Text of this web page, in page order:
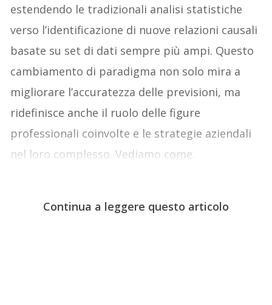
estendendo le tradizionali analisi statistiche
verso l’identificazione di nuove relazioni causali
basate su set di dati sempre più ampi. Questo
cambiamento di paradigma non solo mira a
migliorare l’accuratezza delle previsioni, ma
ridefinisce anche il ruolo delle figure
professionali coinvolte e le strategie aziendali
nel loro complesso. Vediamo come.
Continua a leggere questo articolo